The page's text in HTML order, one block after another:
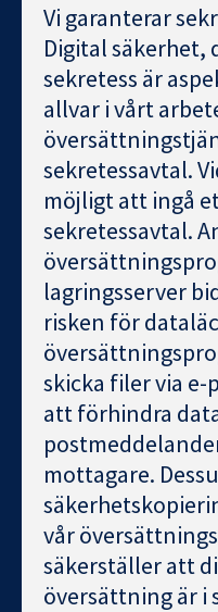
Vi garanterar
Digital säkerhet,
sekretess är
allvar i vårt
sekretessavtal.
möjligt att ingå
sekretessavtal.
lagringsserver
risken för
skicka filer via
att förhindra
mottagare.
vår
säkerställer att
översättning är i